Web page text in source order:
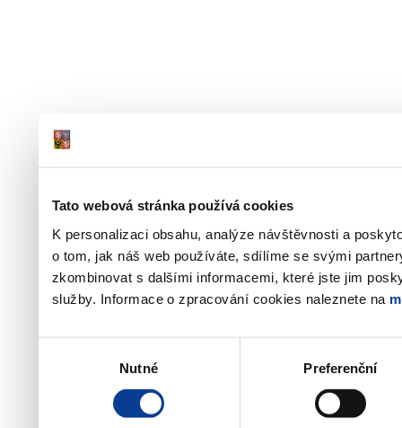
Tato webová stránka používá cookies
K personalizaci obsahu, analýze návštěvnosti a
o tom, jak náš web používáte, sdílíme se svými
zkombinovat s dalšími informacemi, které jste jim
služby. Informace o zpracování cookies naleznete na
Nutné Preferenční